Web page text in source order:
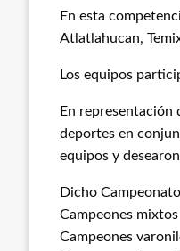
En esta
Atlatlahucan,
Los equipos
En representación
deportes en
equipos y
Dicho
Campeones mixtos
Campeones